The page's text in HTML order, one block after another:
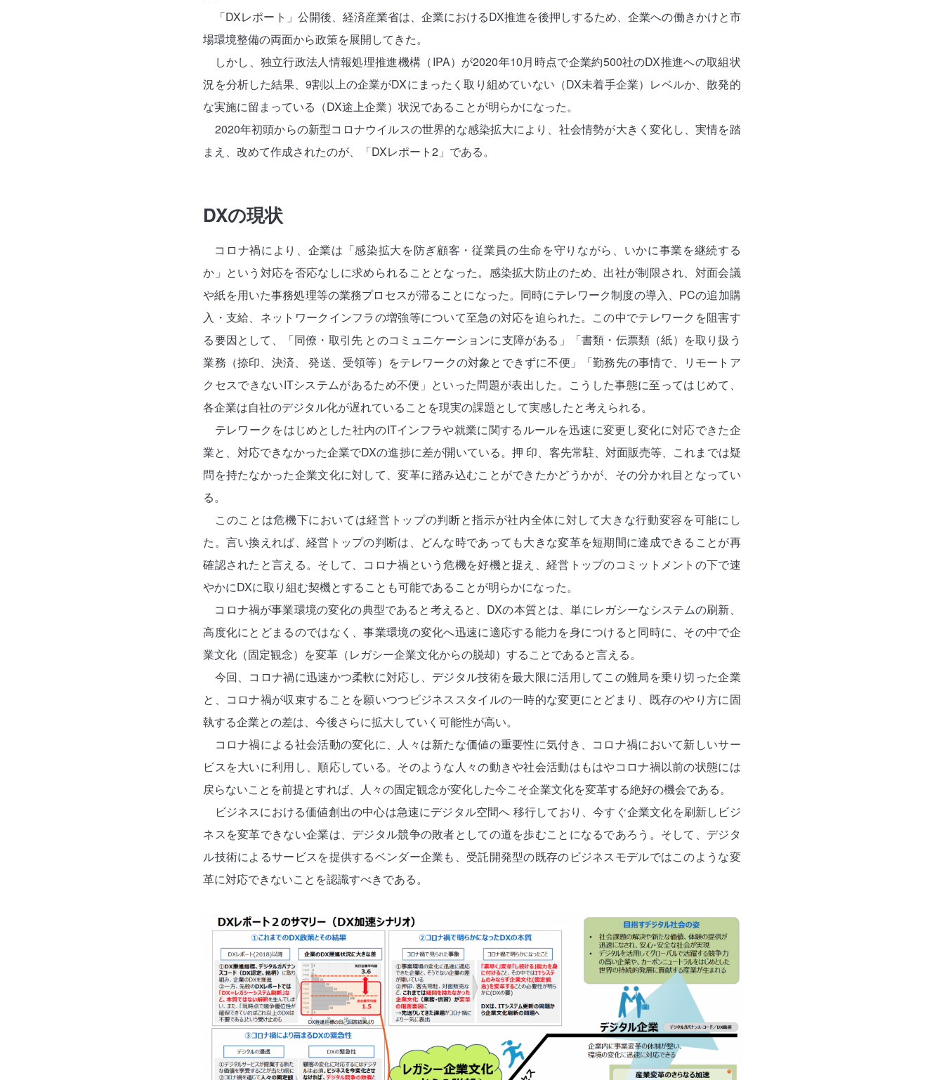
「DXレポート」公開後、経済産業省は、企業におけるDX推進を後押しするため、企業への働きかけと市
場環境整備の両面から政策を展開してきた。
しかし、独立行政法人情報処理推進機構（IPA）が2020年10月時点で企業約500社のDX推進への取組状
況を分析した結果、9割以上の企業がDXにまったく取り組めていない（DX未着手企業）レベルか、散発的
な実施に留まっている（DX途上企業）状況であることが明らかになった。
2020年初頭からの新型コロナウイルスの世界的な感染拡大により、社会情勢が大きく変化し、実情を踏
まえ、改めて作成されたのが、「DXレポート2」である。
DXの現状
コロナ禍により、企業は「感染拡大を防ぎ顧客・従業員の生命を守りながら、いかに事業を継続する
か」という対応を否応なしに求められることとなった。感染拡大防止のため、出社が制限され、対面会議
や紙を用いた事務処理等の業務プロセスが滞ることになった。同時にテレワーク制度の導入、PCの追加購
入・支給、ネットワークインフラの増強等について至急の対応を迫られた。この中でテレワークを阻害す
る要因として、「同僚・取引先 とのコミュニケーションに支障がある」「書類・伝票類（紙）を取り扱う
業務（捺印、決済、 発送、受領等）をテレワークの対象とできずに不便」「勤務先の事情で、リモートア
クセスできないITシステムがあるため不便」といった問題が表出した。こうした事態に至ってはじめて、
各企業は自社のデジタル化が遅れていることを現実の課題として実感したと考えられる。
テレワークをはじめとした社内のITインフラや就業に関するルールを迅速に変更し変化に対応できた企
業と、対応できなかった企業でDXの進捗に差が開いている。押 印、客先常駐、対面販売等、これまでは疑
問を持たなかった企業文化に対して、変革に踏み込むことができたかどうかが、その分かれ目となってい
る。
このことは危機下においては経営トップの判断と指示が社内全体に対して大きな行動変容を可能にし
た。言い換えれば、経営トップの判断は、どんな時であっても大きな変革を短期間に達成できることが再
確認されたと言える。そして、コロナ禍という危機を好機と捉え、経営トップのコミットメントの下で速
やかにDXに取り組む契機とすることも可能であることが明らかになった。
コロナ禍が事業環境の変化の典型であると考えると、DXの本質とは、単にレガシーなシステムの刷新、
高度化にとどまるのではなく、事業環境の変化へ迅速に適応する能力を身につけると同時に、その中で企
業文化（固定観念）を変革（レガシー企業文化からの脱却）することであると言える。
今回、コロナ禍に迅速かつ柔軟に対応し、デジタル技術を最大限に活用してこの難局を乗り切った企業
と、コロナ禍が収束することを願いつつビジネススタイルの一時的な変更にとどまり、既存のやり方に固
執する企業との差は、今後さらに拡大していく可能性が高い。
コロナ禍による社会活動の変化に、人々は新たな価値の重要性に気付き、コロナ禍において新しいサー
ビスを大いに利用し、順応している。そのような人々の動きや社会活動はもはやコロナ禍以前の状態には
戻らないことを前提とすれば、人々の固定観念が変化した今こそ企業文化を変革する絶好の機会である。
ビジネスにおける価値創出の中心は急速にデジタル空間へ 移行しており、今すぐ企業文化を刷新しビジ
ネスを変革できない企業は、デジタル競争の敗者としての道を歩むことになるであろう。そして、デジタ
ル技術によるサービスを提供するベンダー企業も、受託開発型の既存のビジネスモデルではこのような変
革に対応できないことを認識すべきである。